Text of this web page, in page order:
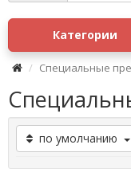
Категории
Специальные
по умолчанию